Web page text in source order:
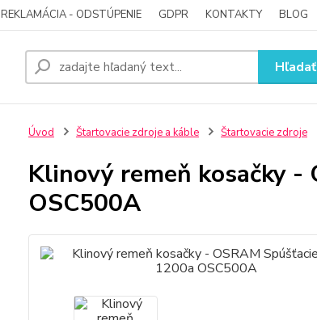
REKLAMÁCIA - ODSTÚPENIE GDPR KONTAKTY BLOG
Hľadať
Úvod Štartovacie zdroje a káble Štartovacie zdroje
Klinový remeň kosačky -
OSC500A